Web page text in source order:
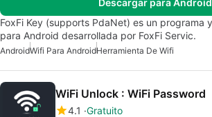
FoxFi Key (supports PdaNet) es un programa
para Android desarrollada por FoxFi Servic.
AndroidWifi Para AndroidHerramienta De Wifi
WiFi Unlock : WiFi Password
4.1 Gratuito